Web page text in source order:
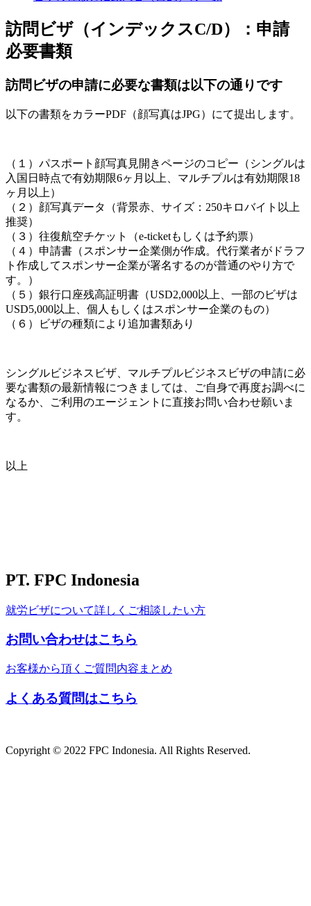
訪問ビザ（インデックスC/D）：申請
必要書類
訪問ビザの申請に必要な書類は以下の通りです
以下の書類をカラーPDF（顔写真はJPG）にて提出します。
（１）パスポート顔写真見開きページのコピー（シングルは
入国日時点で有効期限6ヶ月以上、マルチプルは有効期限18
ヶ月以上）
（２）顔写真データ（背景赤、サイズ：250キロバイト以上
推奨）
（３）往復航空チケット（e-ticketもしくは予約票）
（４）申請書（スポンサー企業側が作成。代行業者がドラフ
ト作成してスポンサー企業が署名するのが普通のやり方で
す。）
（５）銀行口座残高証明書（USD2,000以上、一部のビザは
USD5,000以上、個人もしくはスポンサー企業のもの）
（６）ビザの種類により追加書類あり
シングルビジネスビザ、マルチプルビジネスビザの申請に必
要な書類の最新情報につきましては、ご自身で再度お調べに
なるか、ご利用のエージェントに直接お問い合わせ願いま
す。
以上
PT. FPC Indonesia
就労ビザについて詳しくご相談したい方
お問い合わせはこちら
お客様から頂くご質問内容まとめ
よくある質問はこちら
Copyright © 2022 FPC Indonesia. All Rights Reserved.